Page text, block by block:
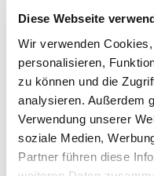
Diese Webseite
Wir verwenden
personalisieren,
zu können und die
analysieren. Außerdem
Verwendung unserer
soziale Medien,
Partner führen diese